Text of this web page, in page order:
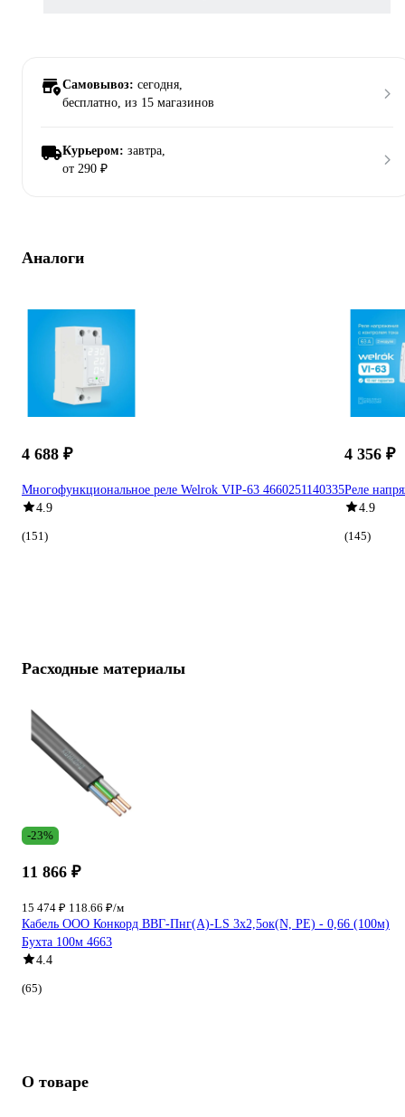
Самовывоз: сегодня,
бесплатно, из 15 магазинов
Курьером: завтра,
от 290 ₽
Аналоги
4 688 ₽
Многофункциональное реле Welrok VIP-63 4660251140335
4.9
(151)
4 356 ₽
Реле
4.9
(145)
Расходные материалы
-23%
11 866 ₽
15 474 ₽ 118.66 ₽/м
Кабель ООО Конкорд ВВГ-Пнг(А)-LS 3x2,5ок(N, PE) - 0,66 (100м)
Бухта 100м 4663
4.4
(65)
О товаре